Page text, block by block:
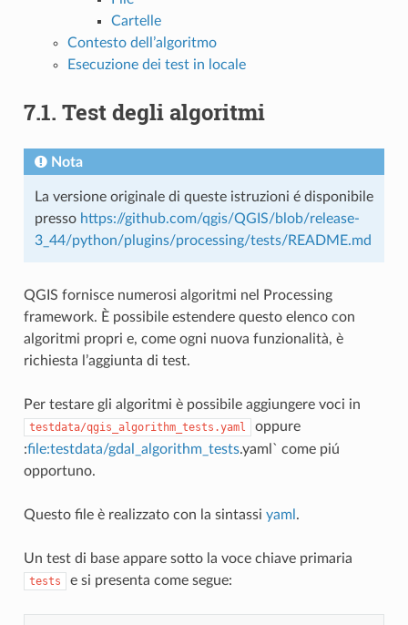
Cartelle
Contesto dell’algoritmo
Esecuzione dei test in locale
7.1. Test degli algoritmi
Nota
La versione originale di queste istruzioni é disponibile
presso https://github.com/qgis/QGIS/blob/release-
3_44/python/plugins/processing/tests/README.md
QGIS fornisce numerosi algoritmi nel Processing
framework. È possibile estendere questo elenco con
algoritmi propri e, come ogni nuova funzionalità, è
richiesta l’aggiunta di test.
Per testare gli algoritmi è possibile aggiungere voci in
testdata/qgis_algorithm_tests.yaml
oppure
:file:testdata/gdal_algorithm_tests.yaml` come piú
opportuno.
Questo file è realizzato con la sintassi yaml .
Un test di base appare sotto la voce chiave primaria
tests e si presenta come segue: